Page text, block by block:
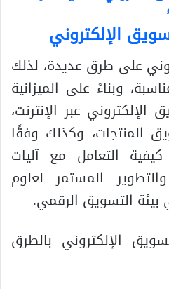
الإلكتروني
على طرق عديدة، لذلك
وبناءً على الميزانية
عبر الإنترنت،
المنتجات، وكذلك وفقًا
التعامل مع آليات
المستمر لعلوم
بيئة التسويق الرقمي.
الإلكتروني بالطرق